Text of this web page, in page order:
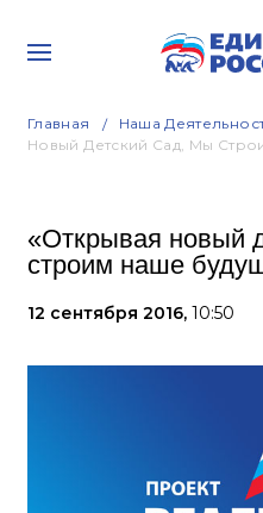
Главная Наша
Новый Детский Сад, Мы
«Открывая новый
строим наше
12 сентября 2016, 10:50